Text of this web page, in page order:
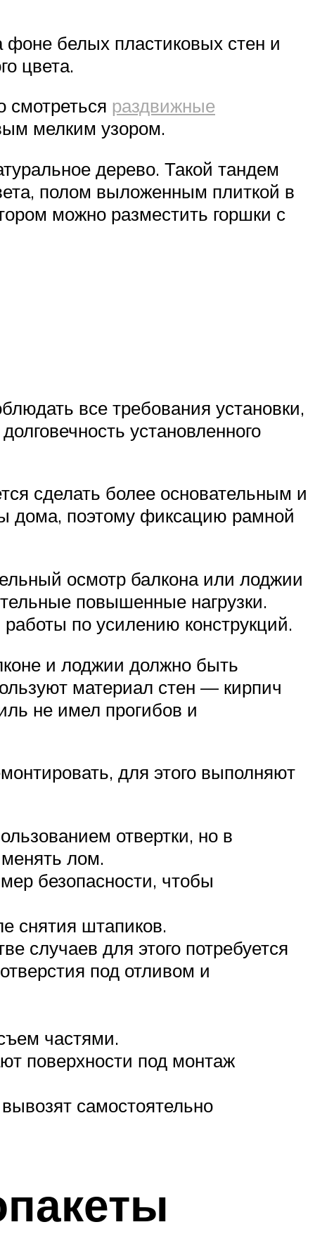
белых пластиковых стен и
цвета.
смотреться раздвижные
мелким узором.
дерево. Такой тандем
полом выложенным плиткой в
можно разместить горшки с
все требования установки,
установленного
сделать более основательным и
дома, поэтому фиксацию рамной
осмотр балкона или лоджии
повышенные нагрузки.
по усилению конструкций.
и лоджии должно быть
материал стен — кирпич
не имел прогибов и
для этого выполняют
отвертки, но в
лом.
безопасности, чтобы
снятия штапиков.
случаев для этого потребуется
под отливом и
частями.
поверхности под монтаж
самостоятельно